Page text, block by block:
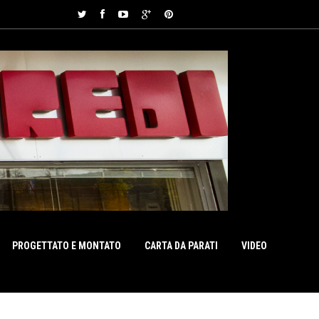
PROGETTATO E MONTATO CARTA DA PARATI VIDEO